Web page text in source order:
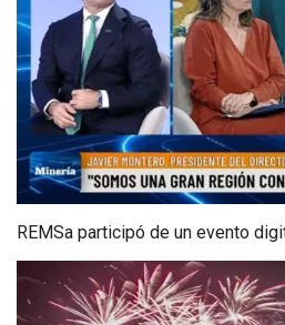
REMSa participó de un evento